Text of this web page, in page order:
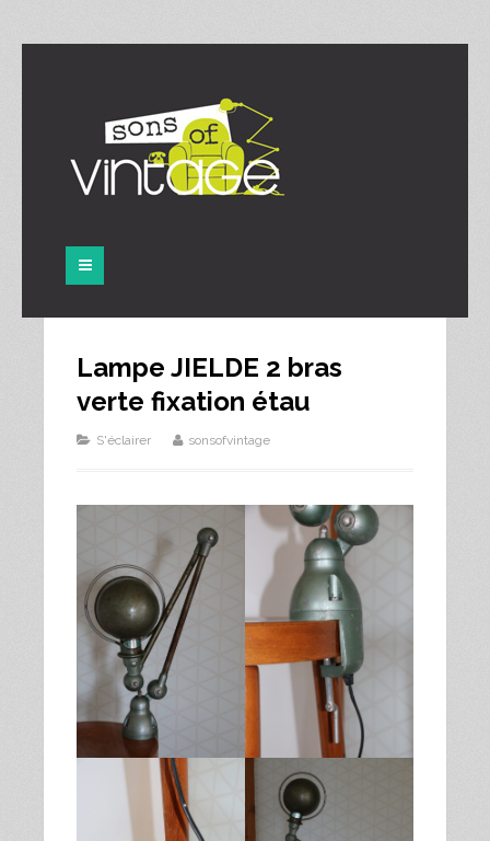
Lampe JIELDE 2 bras
verte fixation étau
S'éclairer sonsofvintage